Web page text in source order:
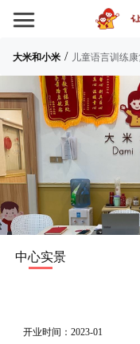
大米和小米 / 儿童语言训练
中心实景
开业时间：2023-01